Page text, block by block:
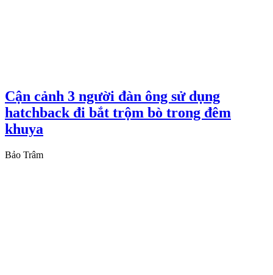
Cận cảnh 3 người đàn ông sử dụng
hatchback đi bắt trộm bò trong đêm
khuya
Bảo Trâm